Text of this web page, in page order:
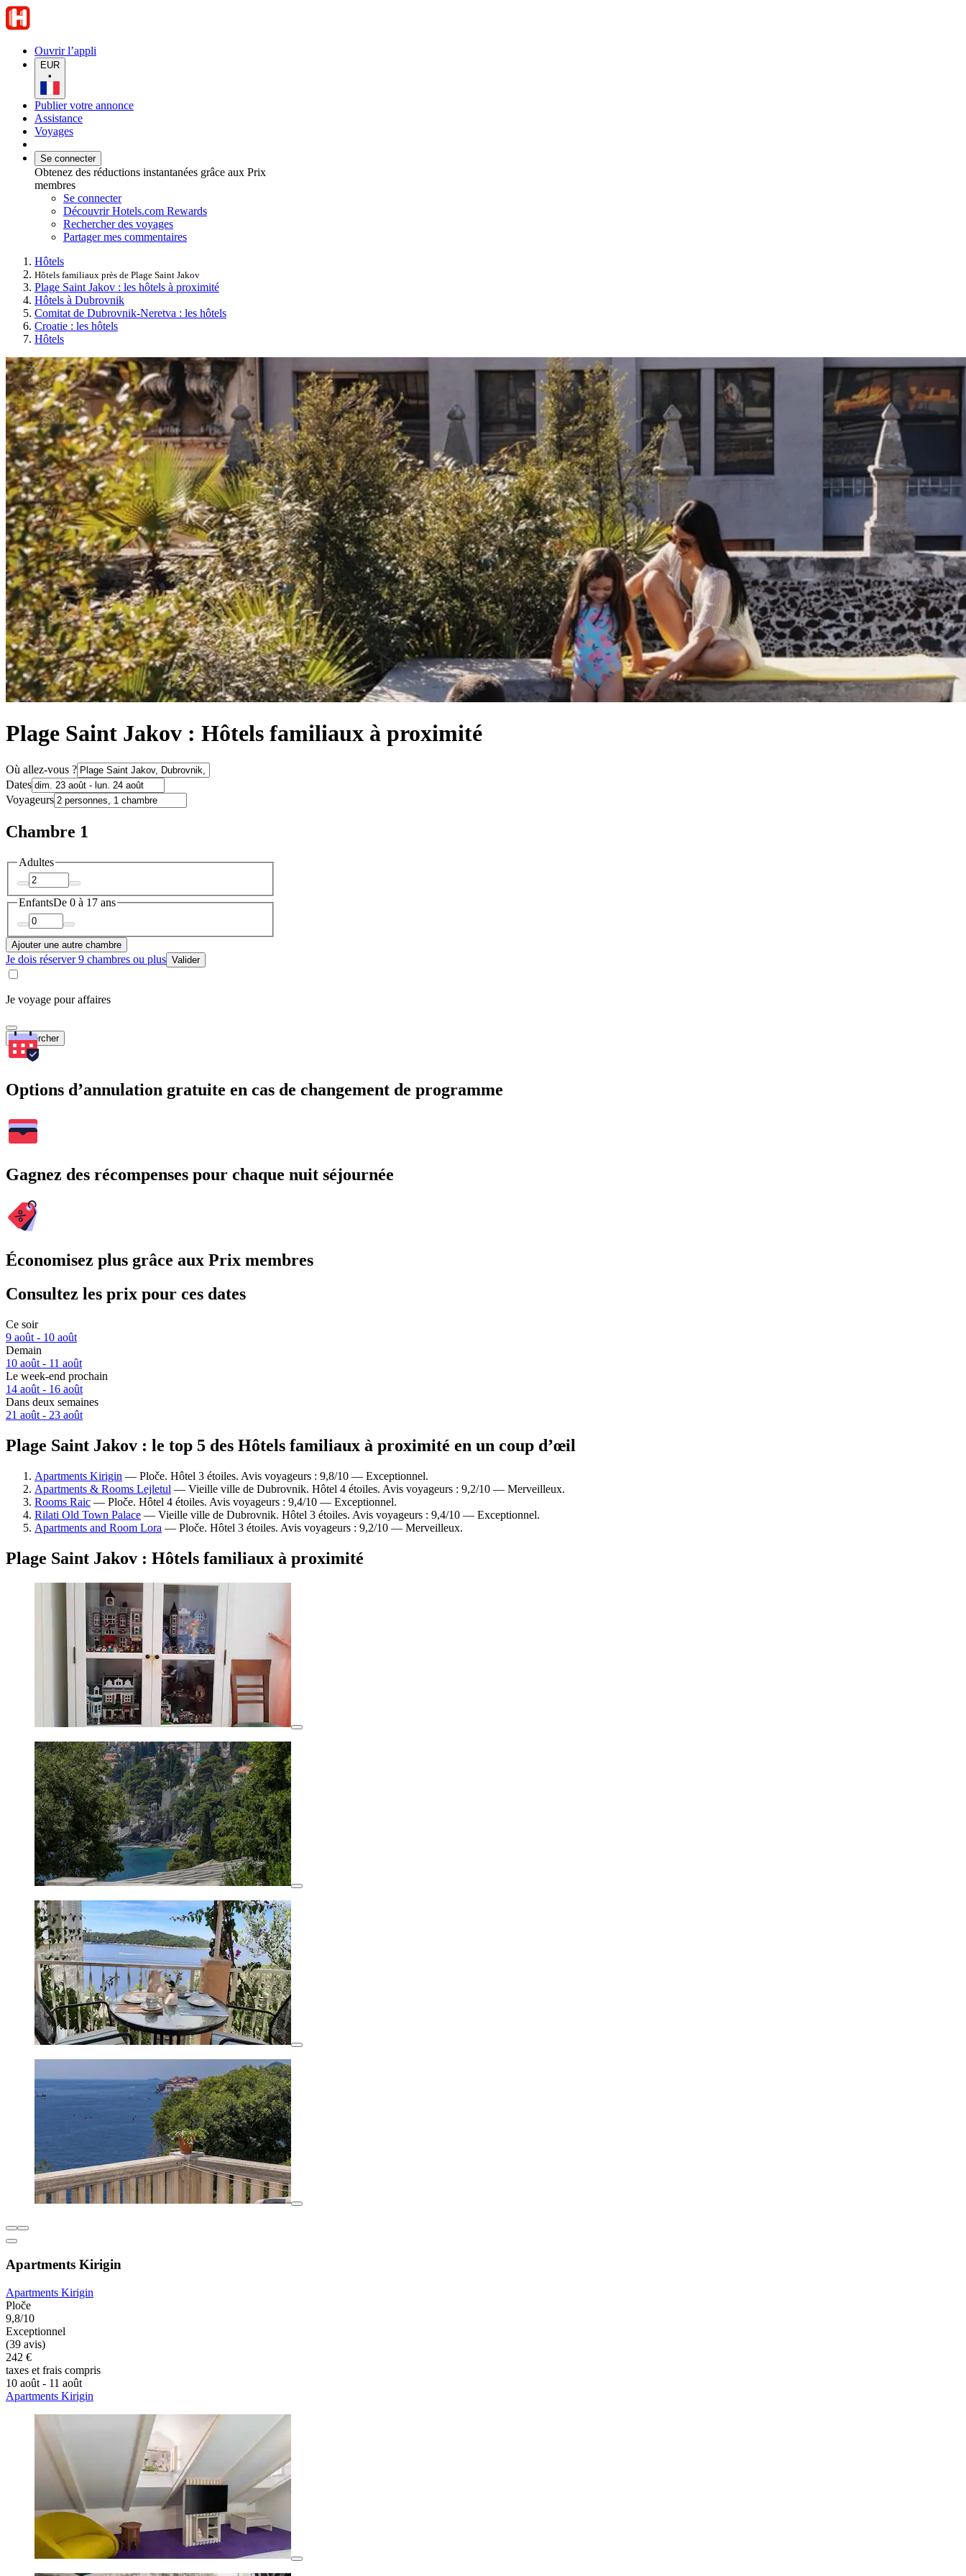
Ouvrir l’appli
EUR
•
Publier votre annonce
Assistance
Voyages
Se connecter
Obtenez des réductions instantanées grâce aux Prix
membres
Se connecter
Découvrir Hotels.com Rewards
Rechercher des voyages
Partager mes commentaires
Hôtels
Hôtels familiaux près de Plage Saint Jakov
Plage Saint Jakov : les hôtels à proximité
Hôtels à Dubrovnik
Comitat de Dubrovnik-Neretva : les hôtels
Croatie : les hôtels
Hôtels
Plage Saint Jakov : Hôtels familiaux à proximité
Où allez-vous ?
Dates
Voyageurs
Chambre 1
Adultes
EnfantsDe 0 à 17 ans
Ajouter une autre chambre
Je dois réserver 9 chambres ou plus Valider
Je voyage pour affaires
Rechercher
Options d’annulation gratuite en cas de changement de programme
Gagnez des récompenses pour chaque nuit séjournée
Économisez plus grâce aux Prix membres
Consultez les prix pour ces dates
Ce soir
9 août - 10 août
Demain
10 août - 11 août
Le week-end prochain
14 août - 16 août
Dans deux semaines
21 août - 23 août
Plage Saint Jakov : le top 5 des Hôtels familiaux à proximité en un coup d’œil
Apartments Kirigin — Ploče. Hôtel 3 étoiles. Avis voyageurs : 9,8/10 — Exceptionnel.
Apartments & Rooms Lejletul — Vieille ville de Dubrovnik. Hôtel 4 étoiles. Avis voyageurs : 9,2/10 — Merveilleux.
Rooms Raic — Ploče. Hôtel 4 étoiles. Avis voyageurs : 9,4/10 — Exceptionnel.
Rilati Old Town Palace — Vieille ville de Dubrovnik. Hôtel 3 étoiles. Avis voyageurs : 9,4/10 — Exceptionnel.
Apartments and Room Lora — Ploče. Hôtel 3 étoiles. Avis voyageurs : 9,2/10 — Merveilleux.
Plage Saint Jakov : Hôtels familiaux à proximité
Apartments Kirigin
Apartments Kirigin
Ploče
9,8/10
Exceptionnel
(39 avis)
242 €
taxes et frais compris
10 août - 11 août
Apartments Kirigin